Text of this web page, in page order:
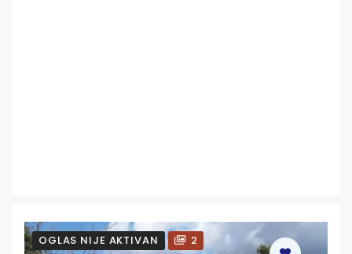
OGLAS NIJE AKTIVAN 2